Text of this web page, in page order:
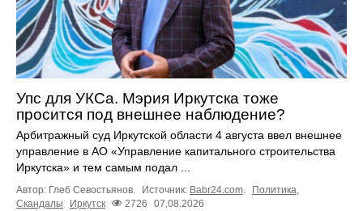
Упс для УКСа. Мэрия Иркутска тоже
просится под внешнее наблюдение?
Арбитражный суд Иркутской области 4 августа ввел внешнее
управление в АО «Управление капитального строительства
Иркутска» и тем самым подал ...
Автор: Глеб Севостьянов. Источник: Babr24.com. Политика,
Скандалы
Иркутск 2726 07.08.2026